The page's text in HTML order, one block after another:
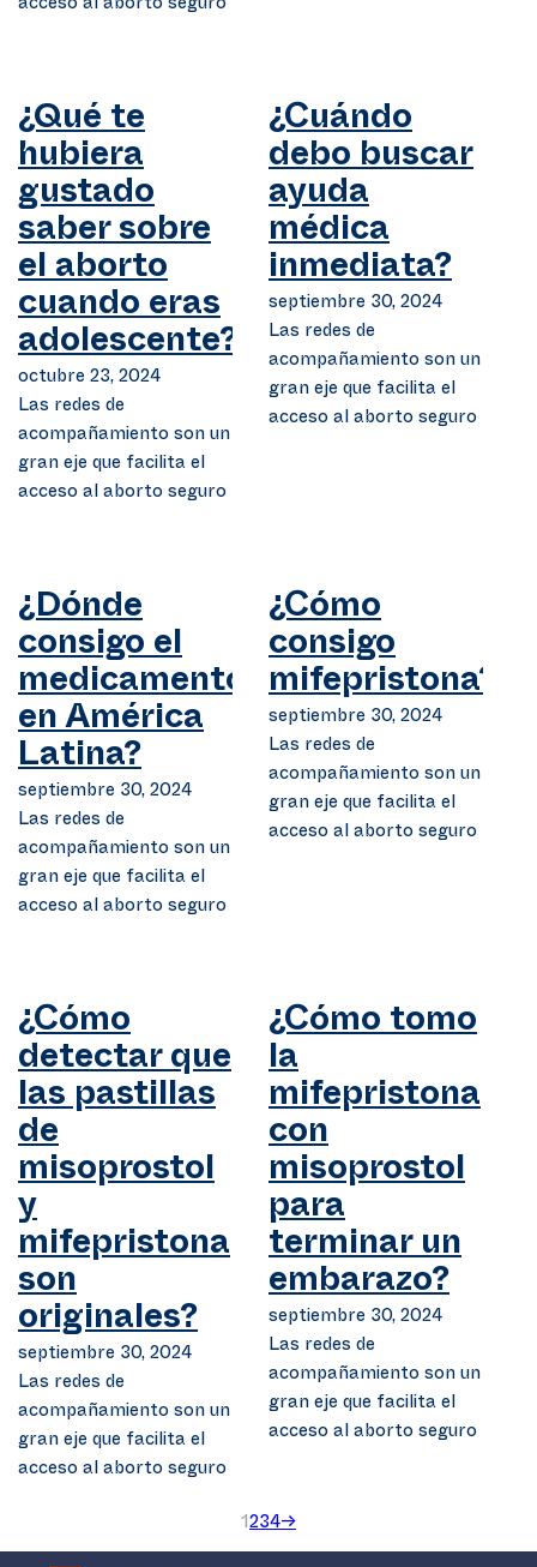
acceso al aborto seguro
¿Qué te
hubiera
gustado
saber sobre
el aborto
cuando eras
adolescente?
octubre 23, 2024
Las redes de
acompañamiento son un
gran eje que facilita el
acceso al aborto seguro
¿Cuándo
debo buscar
ayuda
médica
inmediata?
septiembre 30, 2024
Las redes de
acompañamiento son un
gran eje que facilita el
acceso al aborto seguro
¿Dónde
consigo el
medicamento
en América
Latina?
septiembre 30, 2024
Las redes de
acompañamiento son un
gran eje que facilita el
acceso al aborto seguro
¿Cómo
consigo
mifepristona?
septiembre 30, 2024
Las redes de
acompañamiento son un
gran eje que facilita el
acceso al aborto seguro
¿Cómo
detectar que
las pastillas
de
misoprostol
y
mifepristona
son
originales?
septiembre 30, 2024
Las redes de
acompañamiento son un
gran eje que facilita el
acceso al aborto seguro
¿Cómo tomo
la
mifepristona
con
misoprostol
para
terminar un
embarazo?
septiembre 30, 2024
Las redes de
acompañamiento son un
gran eje que facilita el
acceso al aborto seguro
2 34→